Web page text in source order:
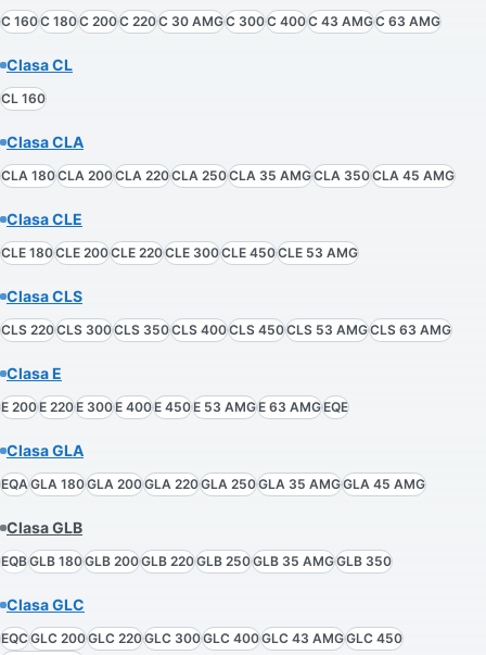
C 160C 180C 200C 220C 30 AMGC 300C 400C 43 AMGC 63 AMG
Clasa CL
CL 160
Clasa CLA
CLA 180CLA 200CLA 220CLA 250CLA 35 AMGCLA 350CLA 45 AMG
Clasa CLE
CLE 180CLE 200CLE 220CLE 300CLE 450CLE 53 AMG
Clasa CLS
CLS 220CLS 300CLS 350CLS 400CLS 450CLS 53 AMGCLS 63 AMG
Clasa E
E 200E 220E 300E 400E 450E 53 AMGE 63 AMGEQE
Clasa GLA
EQAGLA 180GLA 200GLA 220GLA 250GLA 35 AMGGLA 45 AMG
Clasa GLB
EQBGLB 180GLB 200GLB 220GLB 250GLB 35 AMGGLB 350
Clasa GLC
EQCGLC 200GLC 220GLC 300GLC 400GLC 43 AMGGLC 450